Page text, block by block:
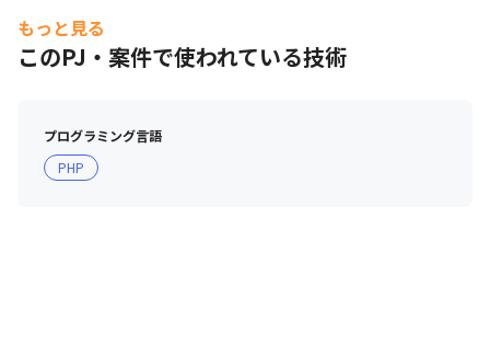
もっと見る
このPJ・案件で使われている技術
プログラミング言語
PHP